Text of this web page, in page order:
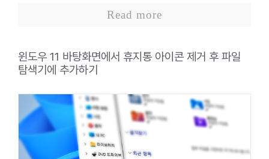
Read more
윈도우 11 바탕화면에서 휴지통 아이콘 제거 후 파일
탐색기에 추가하기